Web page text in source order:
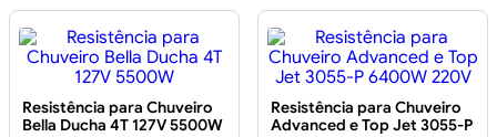
Resistência para Chuveiro
Bella Ducha 4T 127V 5500W
Resistência para Chuveiro
Advanced e Top Jet 3055-P